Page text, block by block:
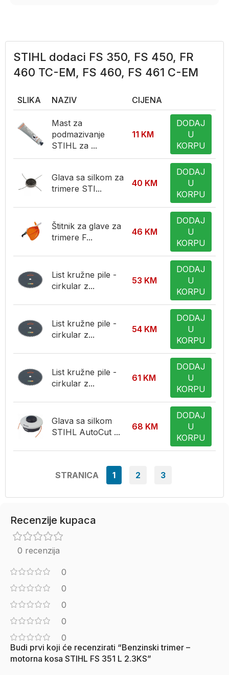
STIHL dodaci FS 350, FS 450, FR
460 TC-EM, FS 460, FS 461 C-EM
SLIKA NAZIV CIJENA
Mast za
podmazivanje
STIHL za ...
11 KM
DODAJ
U
KORPU
Glava sa silkom za
trimere STI...
40 KM
DODAJ
U
KORPU
Štitnik za glave za
trimere F...
46 KM
DODAJ
U
KORPU
List kružne pile -
cirkular z...
53 KM
DODAJ
U
KORPU
List kružne pile -
cirkular z...
54 KM
DODAJ
U
KORPU
List kružne pile -
cirkular z...
61 KM
DODAJ
U
KORPU
Glava sa silkom
STIHL AutoCut ...
68 KM
DODAJ
U
KORPU
STRANICA 1 2 3
Recenzije kupaca
0 recenzija
0
0
0
0
0
Budi prvi koji će recenzirati “Benzinski trimer –
motorna kosa STIHL FS 351 L 2.3KS”